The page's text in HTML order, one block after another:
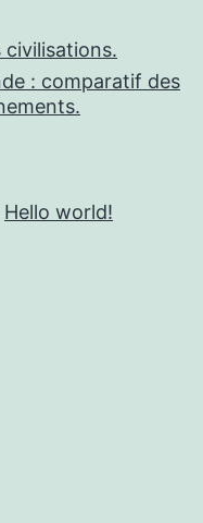
: comparatif des
Hello world!